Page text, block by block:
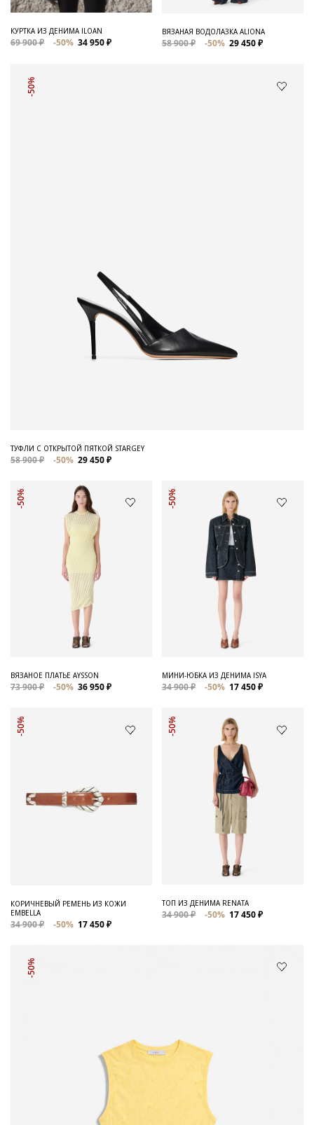
КУРТКА ИЗ ДЕНИМА ILOAN
69 900 ₽ -50% 34 950 ₽
ВЯЗАНАЯ ВОДОЛАЗКА ALIONA
58 900 ₽ -50% 29 450 ₽
-50%
ТУФЛИ С ОТКРЫТОЙ ПЯТКОЙ STARGEY
58 900 ₽ -50% 29 450 ₽
-50%
ВЯЗАНОЕ ПЛАТЬЕ AYSSON
73 900 ₽ -50% 36 950 ₽
-50%
МИНИ-ЮБКА ИЗ ДЕНИМА ISYA
34 900 ₽ -50% 17 450 ₽
-50%
КОРИЧНЕВЫЙ РЕМЕНЬ ИЗ КОЖИ
EMBELLA
34 900 ₽ -50% 17 450 ₽
-50%
ТОП ИЗ ДЕНИМА RENATA
34 900 ₽ -50% 17 450 ₽
-50%